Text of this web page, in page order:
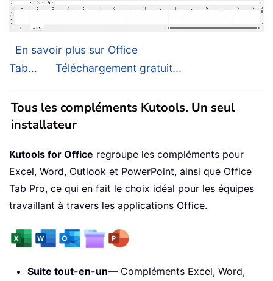
En savoir plus sur Office
Tab...
Téléchargement gratuit...
Tous les compléments Kutools. Un seul
installateur
Kutools for Office regroupe les compléments pour
Excel, Word, Outlook et PowerPoint, ainsi que Office
Tab Pro, ce qui en fait le choix idéal pour les équipes
travaillant à travers les applications Office.
Suite tout-en-un— Compléments Excel, Word,